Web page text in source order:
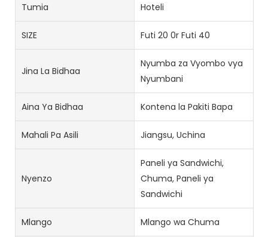
Tumia Hoteli
SIZE Futi 20 0r Futi 40
Jina La Bidhaa
Nyumba za Vyombo vya
Nyumbani
Aina Ya Bidhaa Kontena la Pakiti Bapa
Mahali Pa Asili Jiangsu, Uchina
Nyenzo
Paneli ya Sandwichi,
Chuma, Paneli ya
Sandwichi
Mlango Mlango wa Chuma